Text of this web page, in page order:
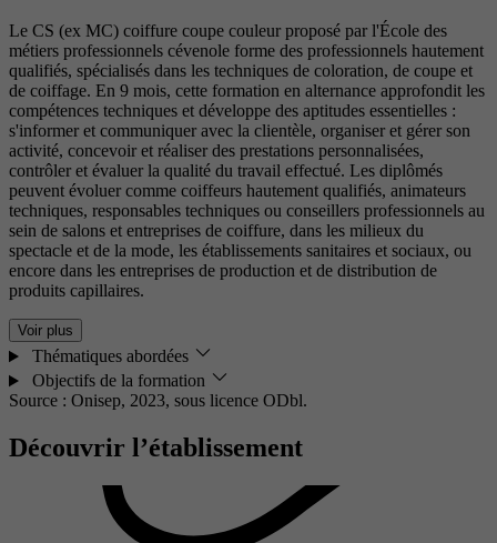
Le CS (ex MC) coiffure coupe couleur proposé par l'École des
métiers professionnels cévenole forme des professionnels hautement
qualifiés, spécialisés dans les techniques de coloration, de coupe et
de coiffage. En 9 mois, cette formation en alternance approfondit les
compétences techniques et développe des aptitudes essentielles :
s'informer et communiquer avec la clientèle, organiser et gérer son
activité, concevoir et réaliser des prestations personnalisées,
contrôler et évaluer la qualité du travail effectué. Les diplômés
peuvent évoluer comme coiffeurs hautement qualifiés, animateurs
techniques, responsables techniques ou conseillers professionnels au
sein de salons et entreprises de coiffure, dans les milieux du
spectacle et de la mode, les établissements sanitaires et sociaux, ou
encore dans les entreprises de production et de distribution de
produits capillaires.
Voir plus
Thématiques abordées
Objectifs de la formation
Source : Onisep, 2023, sous licence ODbl.
Découvrir l’établissement